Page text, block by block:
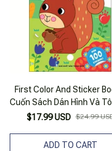
First Color And Sticker
Cuốn Sách Dán Hình Và Tô
Đầu Tiên Của Tớ - Tập
$17.99 USD $24.99
ADD TO CART